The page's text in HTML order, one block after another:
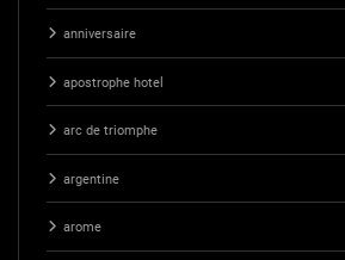
anniversaire
apostrophe hotel
arc de triomphe
argentine
arome